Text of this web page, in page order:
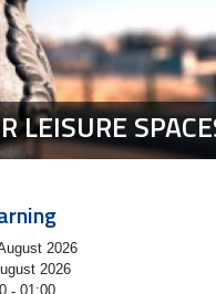
LEISURE
2026
2026
01:00